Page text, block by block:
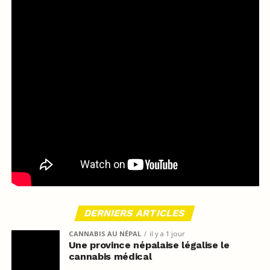
DERNIERS ARTICLES
CANNABIS AU NÉPAL il y a 1 jour
Une province népalaise légalise le
cannabis médical